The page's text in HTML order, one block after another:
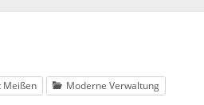
Meißen Moderne Verwaltung